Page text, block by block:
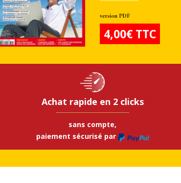
version PDF
4,00€ TTC
Achat rapide en 2 clicks
sans compte,
paiement sécurisé par